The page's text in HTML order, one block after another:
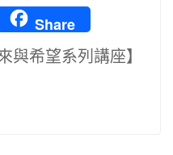
Share
與希望系列講座】